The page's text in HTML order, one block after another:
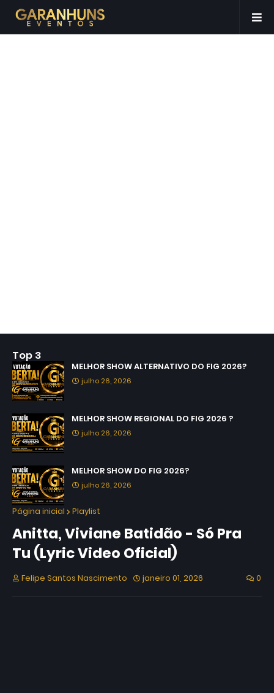
Top 3
MELHOR SHOW ALTERNATIVO DO FIG 2026?
julho 26, 2026
MELHOR SHOW REGIONAL DO FIG 2026 ?
julho 26, 2026
MELHOR SHOW DO FIG 2026?
julho 26, 2026
Página inicial Playlist
Anitta, Viviane Batidão - Só Pra
Tu (Lyric Video Oficial)
Felipe Santos Nascimento janeiro 01, 2026 0